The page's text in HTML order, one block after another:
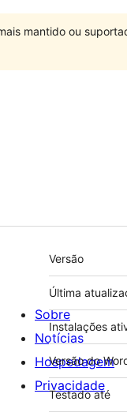
mantido ou
Meta
Versão
Última
Instalações
Versão do
Testado até
Sobre
Notícias
Hospedagem
Privacidade